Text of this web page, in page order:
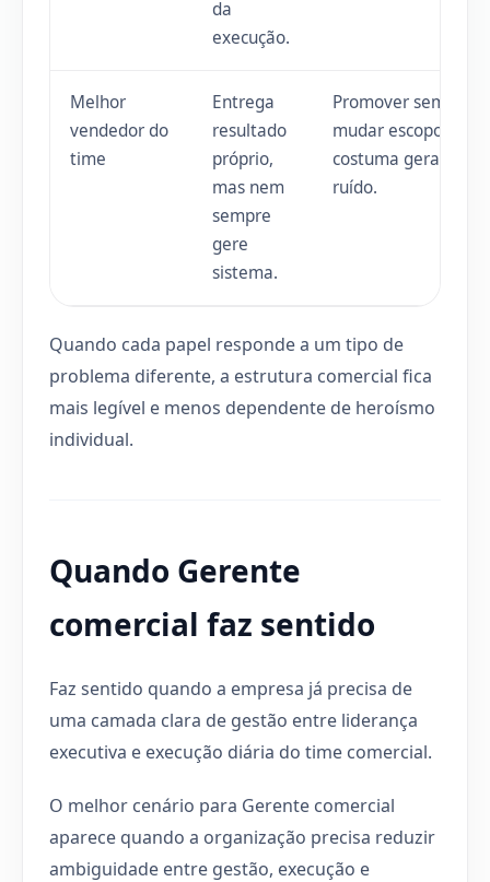
da
execução.
Melhor
vendedor do
time
Entrega
resultado
próprio,
mas nem
sempre
gere
sistema.
Promover sem
mudar escopo
costuma gerar
ruído.
Quando cada papel responde a um tipo de
problema diferente, a estrutura comercial fica
mais legível e menos dependente de heroísmo
individual.
Quando Gerente
comercial faz sentido
Faz sentido quando a empresa já precisa de
uma camada clara de gestão entre liderança
executiva e execução diária do time comercial.
O melhor cenário para Gerente comercial
aparece quando a organização precisa reduzir
ambiguidade entre gestão, execução e